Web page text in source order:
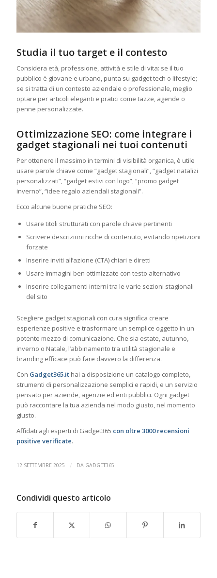
Studia il tuo target e il contesto
Considera età, professione, attività e stile di vita: se il tuo
pubblico è giovane e urbano, punta su gadget tech o lifestyle;
se si tratta di un contesto aziendale o professionale, meglio
optare per articoli eleganti e pratici come tazze, agende o
penne personalizzate.
Ottimizzazione SEO: come integrare i
gadget stagionali nei tuoi contenuti
Per ottenere il massimo in termini di visibilità organica, è utile
usare parole chiave come “gadget stagionali”, “gadget natalizi
personalizzati”, “gadget estivi con logo”, “promo gadget
inverno”, “idee regalo aziendali stagionali”.
Ecco alcune buone pratiche SEO:
Usare titoli strutturati con parole chiave pertinenti
Scrivere descrizioni ricche di contenuto, evitando ripetizioni
forzate
Inserire inviti all’azione (CTA) chiari e diretti
Usare immagini ben ottimizzate con testo alternativo
Inserire collegamenti interni tra le varie sezioni stagionali
del sito
Scegliere gadget stagionali con cura significa creare
esperienze positive e trasformare un semplice oggetto in un
potente mezzo di comunicazione. Che sia estate, autunno,
inverno o Natale, l’abbinamento tra utilità stagionale e
branding efficace può fare davvero la differenza.
Con Gadget365.ithai a disposizione un catalogo completo,
strumenti di personalizzazione semplici e rapidi, e un servizio
pensato per aziende, agenzie ed enti pubblici. Ogni gadget
può raccontare la tua azienda nel modo giusto, nel momento
giusto.
Affidati agli esperti di Gadget365 con oltre 3000 recensioni
positive verificate.
12 SETTEMBRE 2025 / DA GADGET365
Condividi questo articolo